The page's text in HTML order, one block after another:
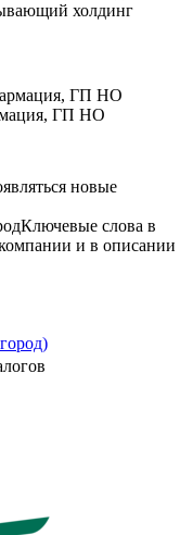
холдинг
ГП НО
новые
Ключевые слова в
и в описании